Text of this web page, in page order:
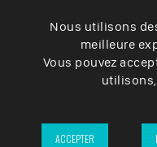
Plan du site
Nous utilisons
meilleure
Vous pouvez
ACCEPTER